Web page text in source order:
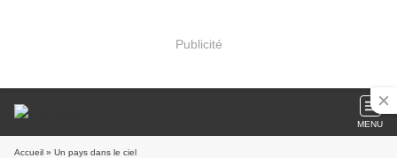
Publicité
MENU
Accueil » Un pays dans le ciel